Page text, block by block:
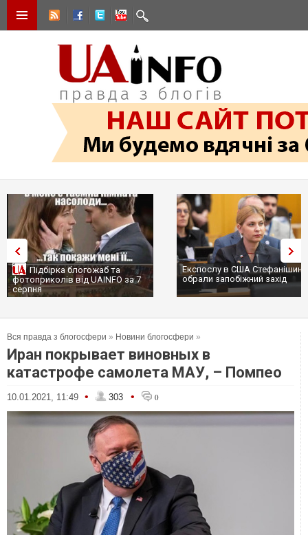
Підбірка блогожаб та
фотоприколів від UAINFO за 7
серпня
Експослу в США
обрали запобіжний захід
Вся правда з блогосфери » Новини блогосфери »
Иран покрывает виновных в
катастрофе самолета МАУ, – Помпео
10.01.2021, 11:49 • 303 • 0